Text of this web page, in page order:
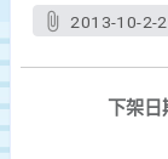
2013-10-2-
下架日